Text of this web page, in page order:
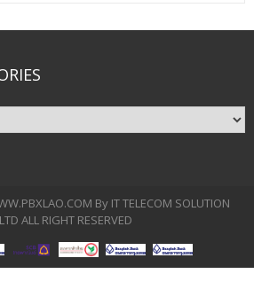
By IT TELECOM SOLUTION
ALL RIGHT RESERVED